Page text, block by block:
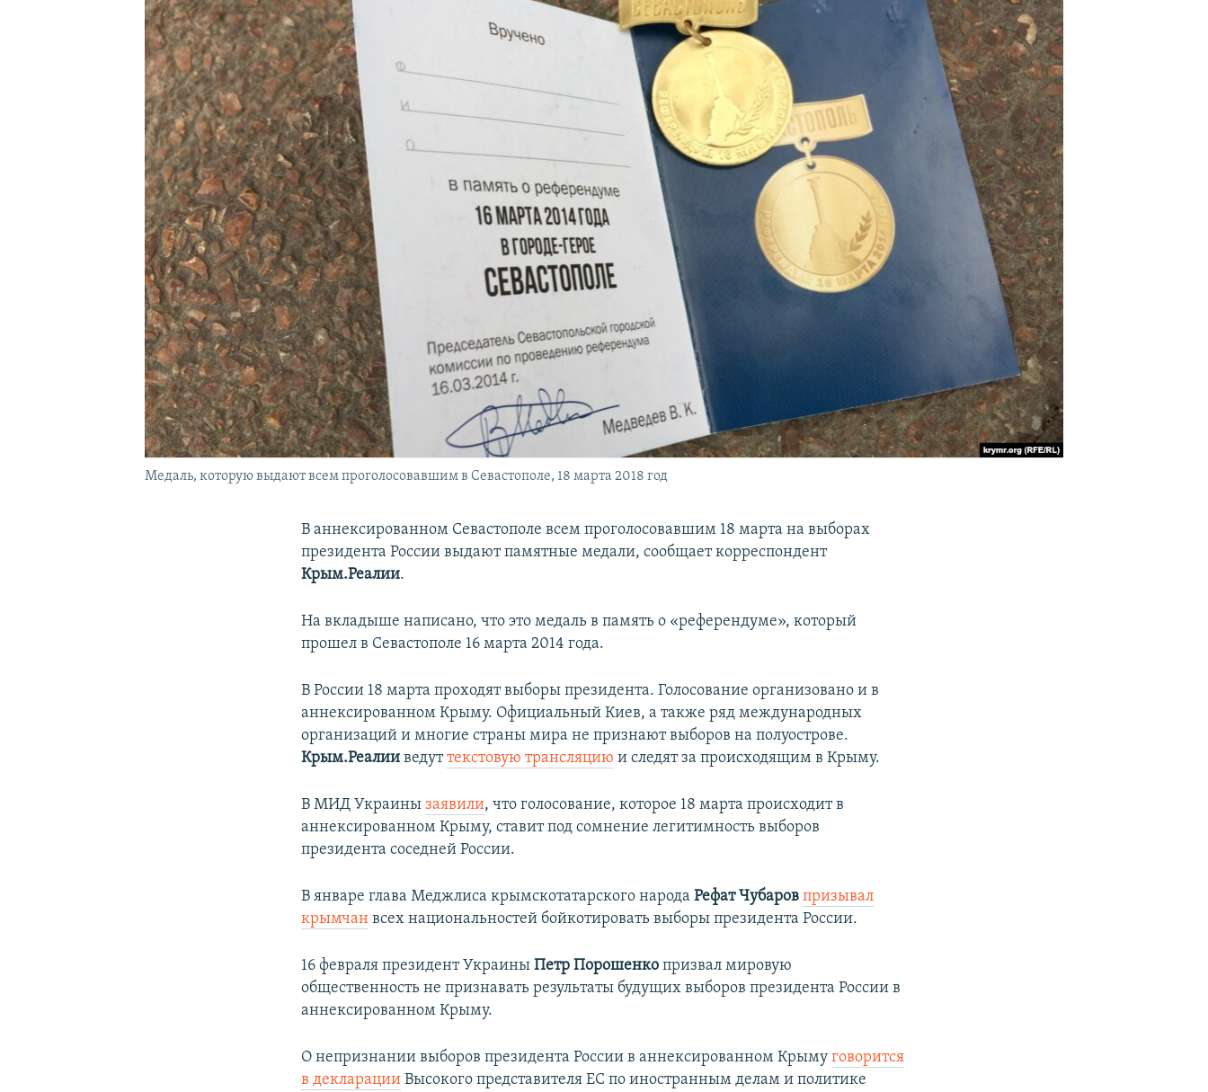
КРЫМ.НЕПОКОРЕННЫЙ
УКРАИНСКАЯ ПРОБЛЕМА КРЫМА
Медаль, которую выдают всем проголосовавшим в Севастополе, 18 марта 2018 год
В аннексированном Севастополе всем проголосовавшим 18 марта на выборах
президента России выдают памятные медали, сообщает корреспондент
Крым.Реалии.
На вкладыше написано, что это медаль в память о «референдуме», который
прошел в Севастополе 16 марта 2014 года.
В России 18 марта проходят выборы президента. Голосование организовано и в
аннексированном Крыму. Официальный Киев, а также ряд международных
организаций и многие страны мира не признают выборов на полуострове.
Крым.Реалии ведуттекстовую трансляцию и следят за происходящим в Крыму.
В МИД Украинызаявили, что голосование, которое 18 марта происходит в
аннексированном Крыму, ставит под сомнение легитимность выборов
президента соседней России.
В январе глава Меджлиса крымскотатарского народаРефат Чубаров призывал
крымчан всех национальностей бойкотировать выборы президента России.
16 февраля президент УкраиныПетр Порошенко призвал мировую
общественность не признавать результаты будущих выборов президента России в
аннексированном Крыму.
О непризнании выборов президента России в аннексированном Крымуговорится
в декларации Высокого представителя ЕС по иностранным делам и политике